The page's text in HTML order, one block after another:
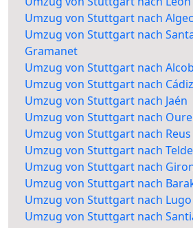
Umzug von Stuttgart nach
Umzug von Stuttgart nach
Gramanet
Umzug von Stuttgart nach
Umzug von Stuttgart nach Cádiz
Umzug von Stuttgart nach Jaén
Umzug von Stuttgart nach
Umzug von Stuttgart nach Reus
Umzug von Stuttgart nach Telde
Umzug von Stuttgart nach
Umzug von Stuttgart nach
Umzug von Stuttgart nach Lugo
Umzug von Stuttgart nach